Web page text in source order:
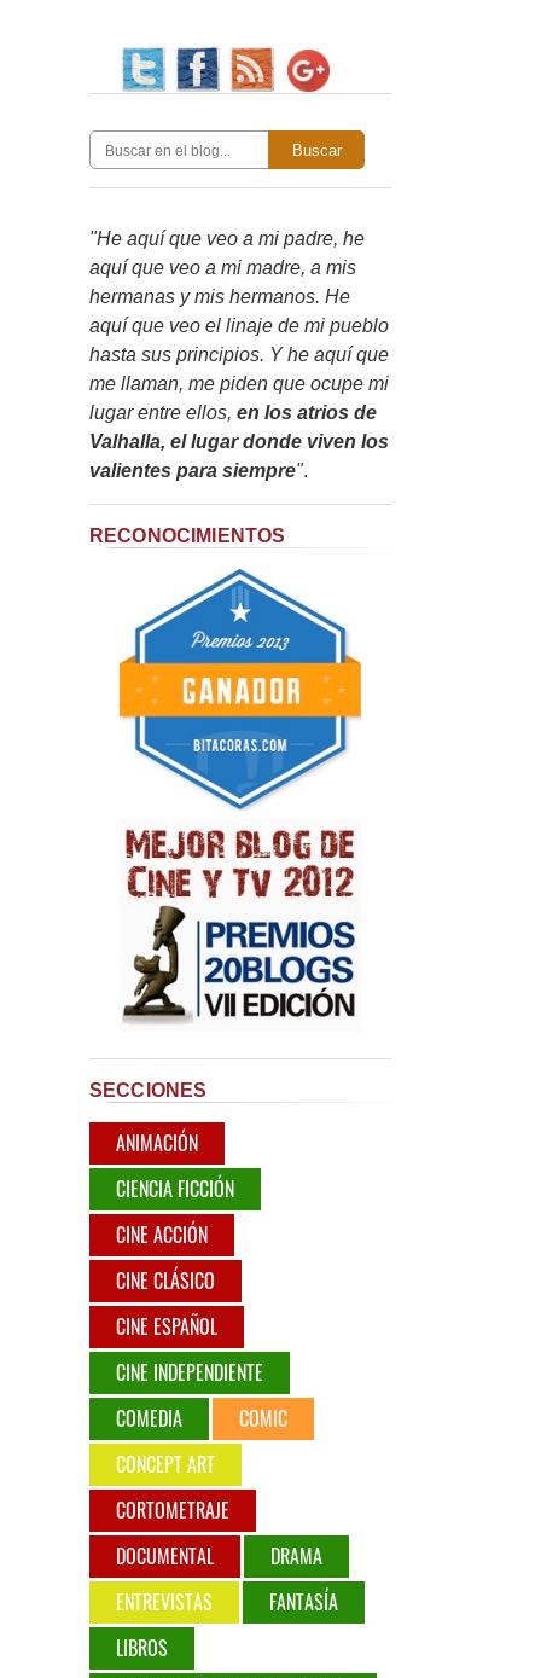
Buscar
"He aquí que veo a mi padre, he
aquí que veo a mi madre, a mis
hermanas y mis hermanos. He
aquí que veo el linaje de mi pueblo
hasta sus principios. Y he aquí que
me llaman, me piden que ocupe mi
lugar entre ellos, en los atrios de
Valhalla, el lugar donde viven los
valientes para siempre".
RECONOCIMIENTOS
SECCIONES
ANIMACIÓN
CIENCIA FICCIÓN
CINE ACCIÓN
CINE CLÁSICO
CINE ESPAÑOL
CINE INDEPENDIENTE
COMEDIA
COMIC
CONCEPT ART
CORTOMETRAJE
DOCUMENTAL
DRAMA
ENTREVISTAS
FANTASÍA
LIBROS